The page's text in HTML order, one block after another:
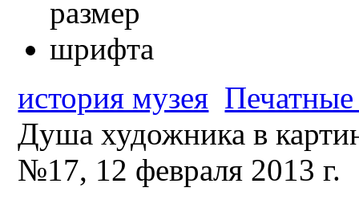
история музея Печатные
Душа художника в
№17, 12 февраля 2013 г.